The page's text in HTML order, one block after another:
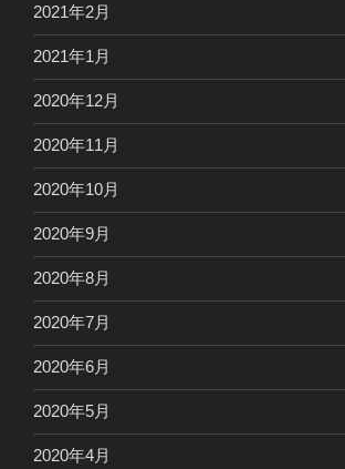
2021年2月
2021年1月
2020年12月
2020年11月
2020年10月
2020年9月
2020年8月
2020年7月
2020年6月
2020年5月
2020年4月